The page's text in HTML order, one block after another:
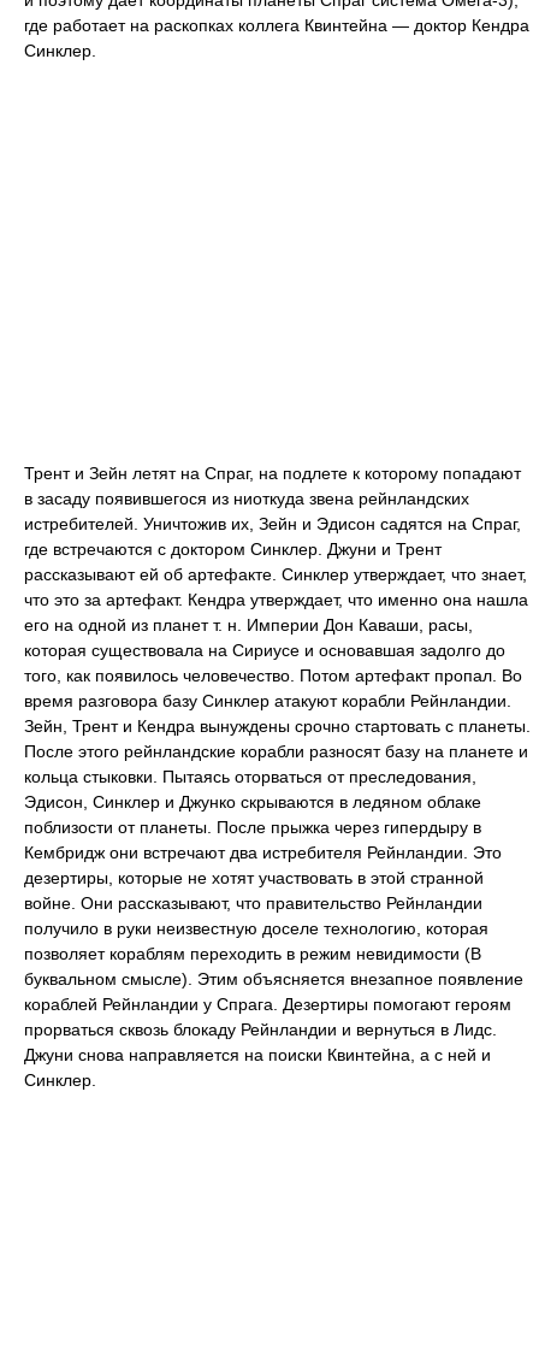
где работает на раскопках коллега Квинтейна — доктор Кендра
Синклер.
Трент и Зейн летят на Спраг, на подлете к которому попадают
в засаду появившегося из ниоткуда звена рейнландских
истребителей. Уничтожив их, Зейн и Эдисон садятся на Спраг,
где встречаются с доктором Синклер. Джуни и Трент
рассказывают ей об артефакте. Синклер утверждает, что знает,
что это за артефакт. Кендра утверждает, что именно она нашла
его на одной из планет т. н. Империи Дон Каваши, расы,
которая существовала на Сириусе и основавшая задолго до
того, как появилось человечество. Потом артефакт пропал. Во
время разговора базу Синклер атакуют корабли Рейнландии.
Зейн, Трент и Кендра вынуждены срочно стартовать с планеты.
После этого рейнландские корабли разносят базу на планете и
кольца стыковки. Пытаясь оторваться от преследования,
Эдисон, Синклер и Джунко скрываются в ледяном облаке
поблизости от планеты. После прыжка через гипердыру в
Кембридж они встречают два истребителя Рейнландии. Это
дезертиры, которые не хотят участвовать в этой странной
войне. Они рассказывают, что правительство Рейнландии
получило в руки неизвестную доселе технологию, которая
позволяет кораблям переходить в режим невидимости (В
буквальном смысле). Этим объясняется внезапное появление
кораблей Рейнландии у Спрага. Дезертиры помогают героям
прорваться сквозь блокаду Рейнландии и вернуться в Лидс.
Джуни снова направляется на поиски Квинтейна, а с ней и
Синклер.